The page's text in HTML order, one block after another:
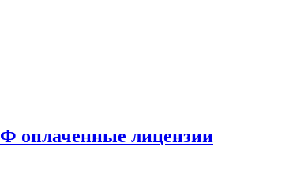
оплаченные лицензии